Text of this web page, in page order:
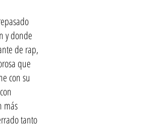
y donde
de rap,
que
con su
más
tanto